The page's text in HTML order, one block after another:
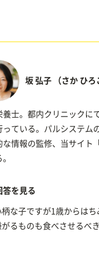
坂 弘子 （さか ひろ
養士。都内クリニックに
っている。パルシステム
な情報の監修、当サイト
答を見る
柄な子ですが1歳からは
がるものも食べさせるべ